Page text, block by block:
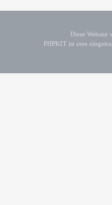
Diese
PHPKIT ist eine